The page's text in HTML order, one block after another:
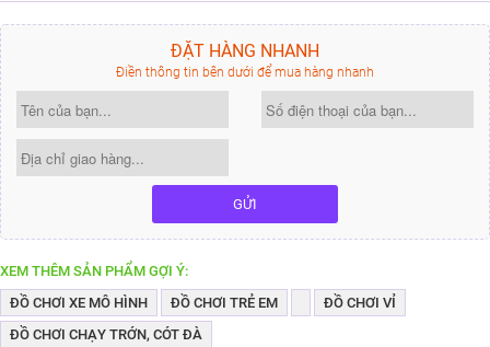
ĐẶT HÀNG NHANH
Điền thông tin bên dưới để mua hàng nhanh
GỬI
XEM THÊM SẢN PHẨM GỢI Ý:
ĐỒ CHƠI XE MÔ HÌNH
ĐỒ CHƠI TRẺ EM
ĐỒ CHƠI VỈ
ĐỒ CHƠI CHẠY TRỚN, CÓT ĐÀ